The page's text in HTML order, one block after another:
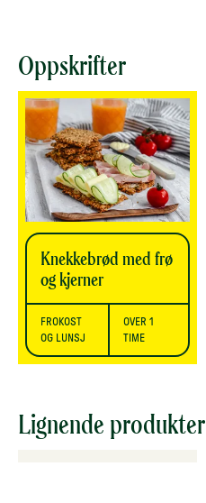
Oppskrifter
Knekkebrød med frø
og kjerner
FROKOST
OG LUNSJ
OVER 1
TIME
Lignende produkter